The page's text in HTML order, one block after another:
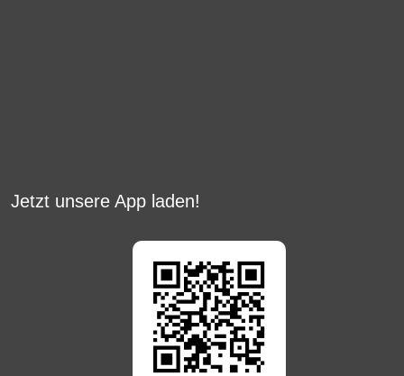
Jetzt unsere App laden!